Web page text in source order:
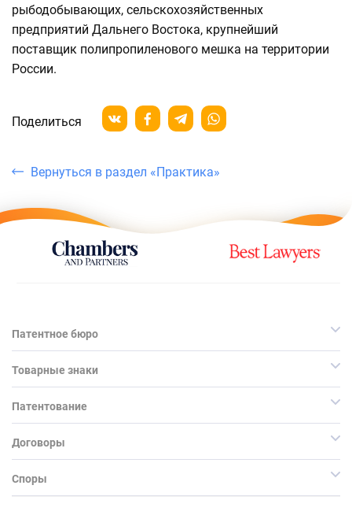
рыбодобывающих, сельскохозяйственных
предприятий Дальнего Востока, крупнейший
поставщик полипропиленового мешка на территории
России.
Поделиться
Вернуться в раздел «Практика»
Патентное бюро
Товарные знаки
Патентование
Договоры
Споры